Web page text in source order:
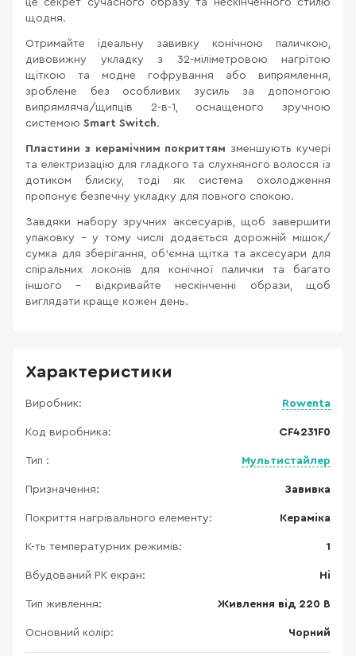
це секрет сучасного образу та нескінченного стилю
щодня.
Отримайте ідеальну завивку конічною паличкою,
дивовижну укладку з 32-міліметровою нагрітою
щіткою та модне гофрування або випрямлення,
зроблене без особливих зусиль за допомогою
випрямляча/щипців 2-в-1, оснащеного зручною
системою Smart Switch.
Пластини з керамічним покриттямзменшують кучері
та електризацію для гладкого та слухняного волосся із
дотиком блиску, тоді як система охолодження
пропонує безпечну укладку для повного спокою.
Завдяки набору зручних аксесуарів, щоб завершити
упаковку - у тому числі додається дорожній мішок/
сумка для зберігання, об’ємна щітка та аксесуари для
спіральних локонів для конічної палички та багато
іншого - відкривайте нескінченні образи, щоб
виглядати краще кожен день.
Характеристики
Виробник: Rowenta
Код виробника: CF4231F0
Тип : Мультистайлер
Призначення: Завивка
Покриття нагрівального елементу: Кераміка
К-ть температурних режимів: 1
Вбудований РК екран: Ні
Тип живлення: Живлення від 220 В
Основний колір: Чорний